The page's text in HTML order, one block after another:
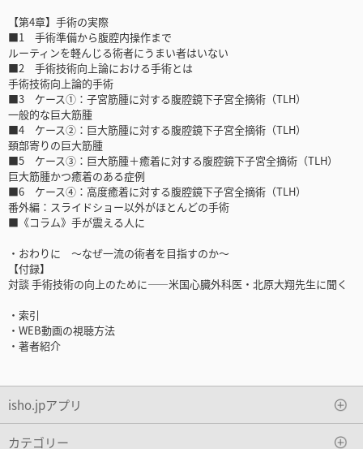
【第4章】手術の実際
■1 手術準備から腹腔内操作まで
ルーティンを軽んじる術者にうまい者はいない
■2 手術技術向上論における手術とは
手術技術向上論的手術
■3 ケース①：子宮筋腫に対する腹腔鏡下子宮全摘術（TLH）
一般的な巨大筋腫
■4 ケース②：巨大筋腫に対する腹腔鏡下子宮全摘術（TLH）
頚部寄りの巨大筋腫
■5 ケース③：巨大筋腫＋癒着に対する腹腔鏡下子宮全摘術（TLH）
巨大筋腫かつ癒着のある症例
■6 ケース④：高度癒着に対する腹腔鏡下子宮全摘術（TLH）
番外編：スライドショー以外がほとんどの手術
■《コラム》手が震える人に
・おわりに ～なぜ一流の術者を目指すのか～
【付録】
対談 手術技術の向上のために――米国心臓外科医・北原大翔先生に聞く
・索引
・WEB動画の視聴方法
・著者紹介
isho.jpアプリ
カテゴリー